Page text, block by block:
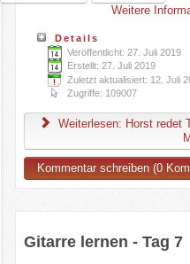
Details
Veröffentlicht: 27. Juli 2019
Erstellt: 27. Juli 2019
Zuletzt aktualisiert: 12. Juli
Zugriffe: 109007
Weiterlesen: Horst redet
Kommentar schreiben (0
Gitarre lernen - Tag 7
Weitere